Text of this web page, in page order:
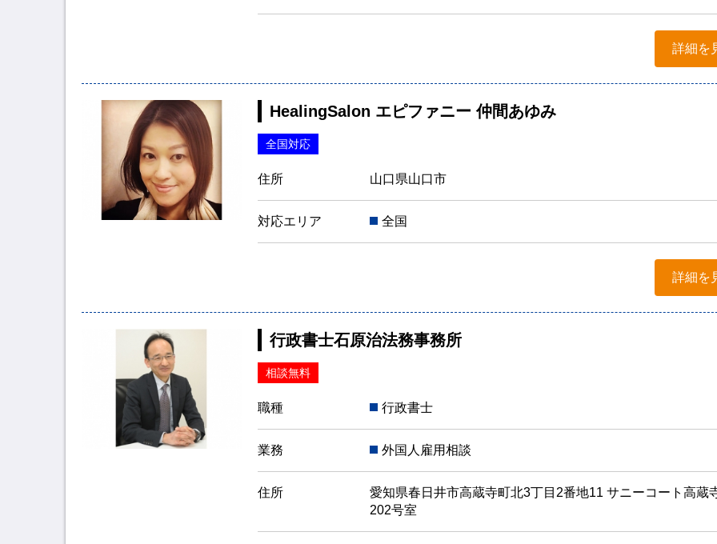
詳細を
HealingSalon エピファニー 仲間あゆみ
全国対応
住所 山口県山口市
対応エリア 全国
詳細を
行政書士石原治法務事務所
相談無料
職種 行政書士
業務 外国人雇用相談
住所
愛知県春日井市高蔵寺町北3丁目2番地11 サニーコート高蔵
202号室